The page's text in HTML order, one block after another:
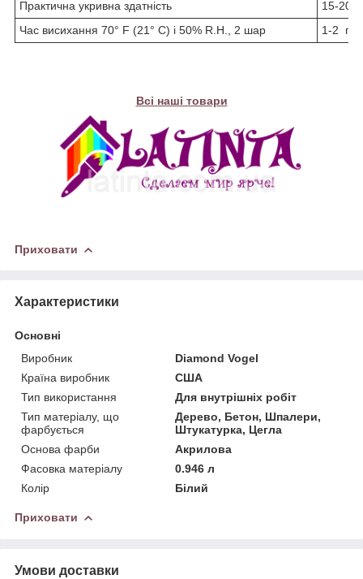
Практична укривна здатність
15-20
Час висихання 70° F (21° C) і 50% R.H., 2 шар
1-2
Всі наші товари
Приховати
Характеристики
Основні
Виробник
Diamond Vogel
Країна виробник
США
Тип використання
Для внутрішніх робіт
Тип матеріалу, що
фарбується
Дерево, Бетон, Шпалери,
Штукатурка, Цегла
Основа фарби
Акрилова
Фасовка матеріалу
0.946 л
Колір
Білий
Приховати
Умови доставки